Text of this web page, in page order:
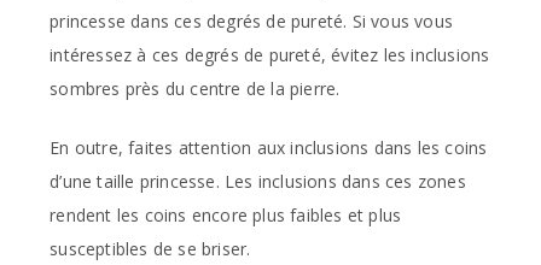
princesse dans ces degrés de pureté. Si vous vous
intéressez à ces degrés de pureté, évitez les inclusions
sombres près du centre de la pierre.
En outre, faites attention aux inclusions dans les coins
d’une taille princesse. Les inclusions dans ces zones
rendent les coins encore plus faibles et plus
susceptibles de se briser.